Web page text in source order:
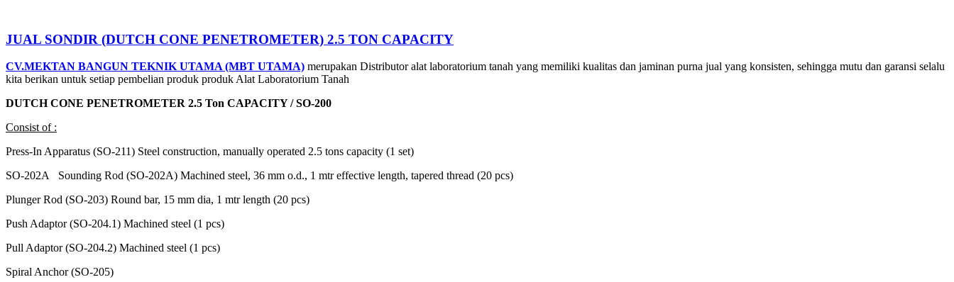
JUAL SONDIR (DUTCH CONE PENETROMETER) 2.5 TON CAPACITY
CV.MEKTAN BANGUN TEKNIK UTAMA (MBT UTAMA) merupakan Distributor alat laboratorium tanah yang memiliki kualitas dan jaminan purna jual yang konsisten, sehingga mutu dan garansi selalu
kita berikan untuk setiap pembelian produk produk Alat Laboratorium Tanah
DUTCH CONE PENETROMETER 2.5 Ton CAPACITY / SO-200
Consist of :
Press-In Apparatus (SO-211) Steel construction, manually operated 2.5 tons capacity (1 set)
SO-202A Sounding Rod (SO-202A) Machined steel, 36 mm o.d., 1 mtr effective length, tapered thread (20 pcs)
Plunger Rod (SO-203) Round bar, 15 mm dia, 1 mtr length (20 pcs)
Push Adaptor (SO-204.1) Machined steel (1 pcs)
Pull Adaptor (SO-204.2) Machined steel (1 pcs)
Spiral Anchor (SO-205)